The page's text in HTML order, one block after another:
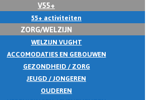
V55+
55+ activiteiten
ZORG/WELZIJN
WELZIJN VUGHT
ACCOMODATIES EN GEBOUWEN
GEZONDHEID / ZORG
JEUGD / JONGEREN
OUDEREN